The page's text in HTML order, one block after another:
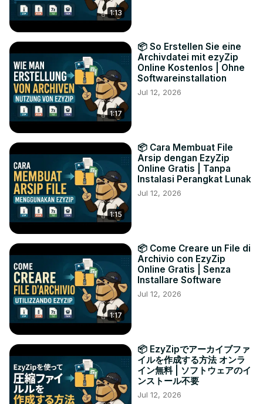
1:13
1:17
📦 So Erstellen Sie eine
Archivdatei mit ezyZip
Online Kostenlos | Ohne
Softwareinstallation
Jul 12, 2026
1:15
📦 Cara Membuat File
Arsip dengan EzyZip
Online Gratis | Tanpa
Instalasi Perangkat Lunak
Jul 12, 2026
1:17
📦 Come Creare un File di
Archivio con EzyZip
Online Gratis | Senza
Installare Software
Jul 12, 2026
📦 EzyZipでアーカイブファ
イルを作成する方法 オンラ
イン無料 | ソフトウェアのイ
ンストール不要
Jul 12, 2026